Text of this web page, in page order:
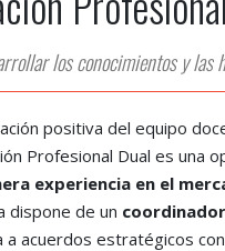
los conocimientos y
positiva del equipo
Profesional Dual es una
experiencia en el
dispone de un coordinador
acuerdos estratégicos